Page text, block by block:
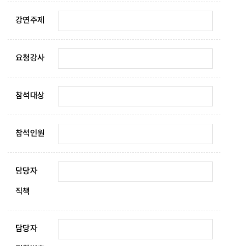
강연주제
요청강사
참석대상
참석인원
담당자
직책
담당자